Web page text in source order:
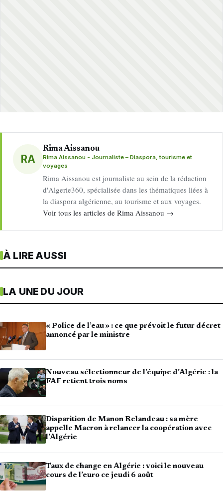
RA
Rima Aissanou
Rima Aissanou - Journaliste – Diaspora, tourisme et
voyages
Rima Aissanou est journaliste au sein de la rédaction
d'Algerie360, spécialisée dans les thématiques liées à
la diaspora algérienne, au tourisme et aux voyages.
Voir tous les articles de Rima Aissanou →
À LIRE AUSSI
LA UNE DU JOUR
« Police de l’eau » : ce que prévoit le futur décret
annoncé par le ministre
Nouveau sélectionneur de l’équipe d’Algérie : la
FAF retient trois noms
Disparition de Manon Relandeau : sa mère
appelle Macron à relancer la coopération avec
l’Algérie
Taux de change en Algérie : voici le nouveau
cours de l’euro ce jeudi 6 août